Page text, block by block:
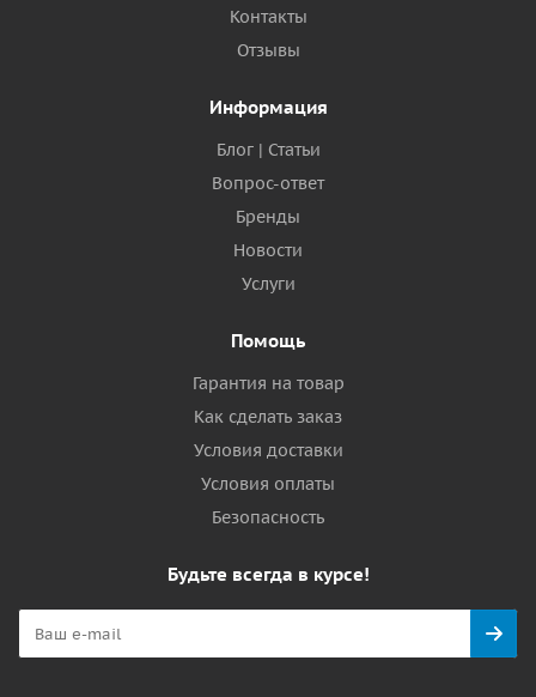
Контакты
Отзывы
Информация
Блог | Статьи
Вопрос-ответ
Бренды
Новости
Услуги
Помощь
Гарантия на товар
Как сделать заказ
Условия доставки
Условия оплаты
Безопасность
Будьте всегда в курсе!